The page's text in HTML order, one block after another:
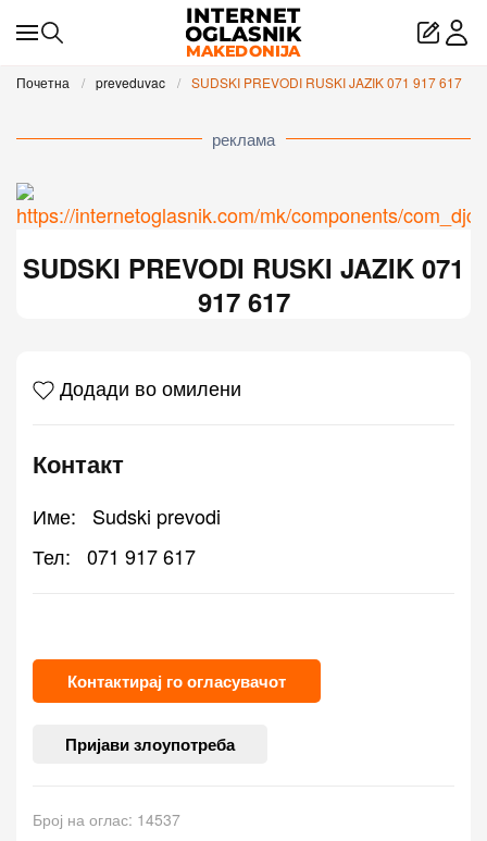
Skip to main content
Почетна preveduvac SUDSKI PREVODI RUSKI JAZIK 071 917 617
реклама
SUDSKI PREVODI RUSKI JAZIK 071
917 617
Додади во омилени
Контакт
Име:
Sudski prevodi
Тел:
071 917 617
Контактирај го огласувачот
Пријави злоупотреба
Број на оглас: 14537